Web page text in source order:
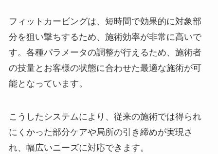
フィットカービングは、短時間で効果的に対象部
分を狙い撃ちするため、施術効率が非常に高いで
す。各種パラメータの調整が行えるため、施術者
の技量とお客様の状態に合わせた最適な施術が可
能となっています。
こうしたシステムにより、従来の施術では得られ
にくかった部分ケアや局所の引き締めが実現さ
れ、幅広いニーズに対応できます。